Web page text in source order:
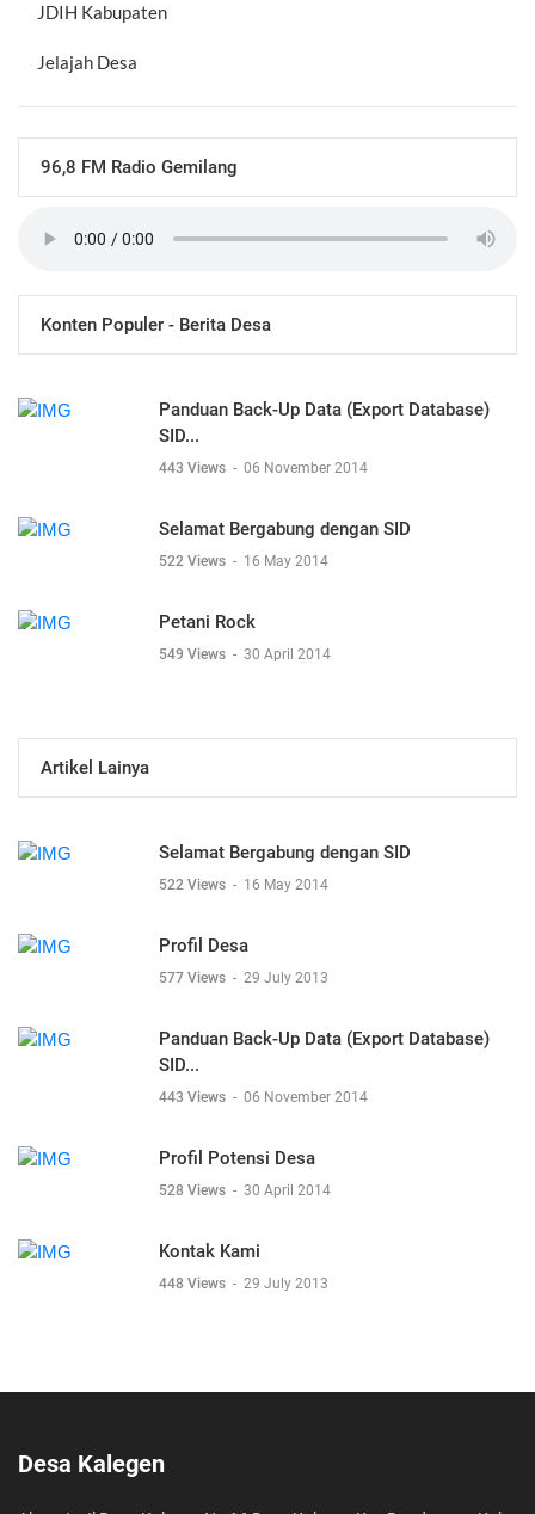
JDIH Kabupaten
Jelajah Desa
96,8 FM Radio Gemilang
Konten Populer - Berita Desa
Panduan Back-Up Data (Export Database)
SID...
443 Views - 06 November 2014
Selamat Bergabung dengan SID
522 Views - 16 May 2014
Petani Rock
549 Views - 30 April 2014
Artikel Lainya
Selamat Bergabung dengan SID
522 Views - 16 May 2014
Profil Desa
577 Views - 29 July 2013
Panduan Back-Up Data (Export Database)
SID...
443 Views - 06 November 2014
Profil Potensi Desa
528 Views - 30 April 2014
Kontak Kami
448 Views - 29 July 2013
Desa Kalegen